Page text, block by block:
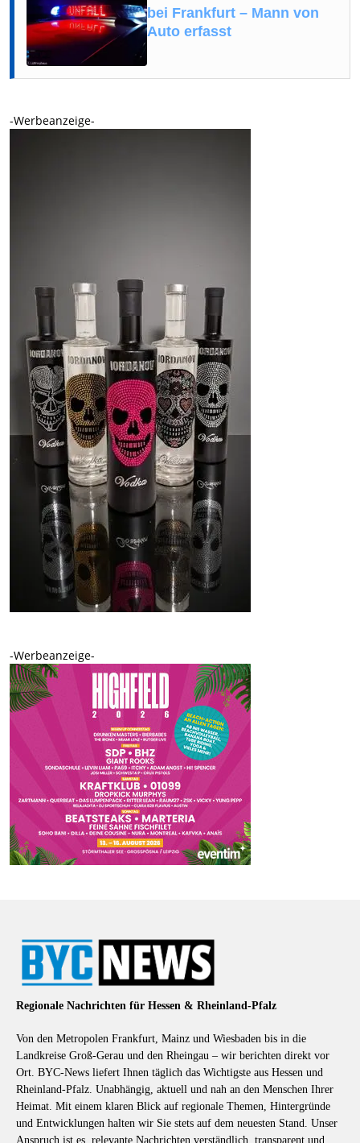
bei Frankfurt – Mann von
Auto erfasst
-Werbeanzeige-
-Werbeanzeige-
Regionale Nachrichten für Hessen & Rheinland-Pfalz
Von den Metropolen Frankfurt, Mainz und Wiesbaden bis in die
Landkreise Groß-Gerau und den Rheingau – wir berichten direkt vor
Ort. BYC-News liefert Ihnen täglich das Wichtigste aus Hessen und
Rheinland-Pfalz. Unabhängig, aktuell und nah an den Menschen Ihrer
Heimat. Mit einem klaren Blick auf regionale Themen, Hintergründe
und Entwicklungen halten wir Sie stets auf dem neuesten Stand. Unser
Anspruch ist es, relevante Nachrichten verständlich, transparent und